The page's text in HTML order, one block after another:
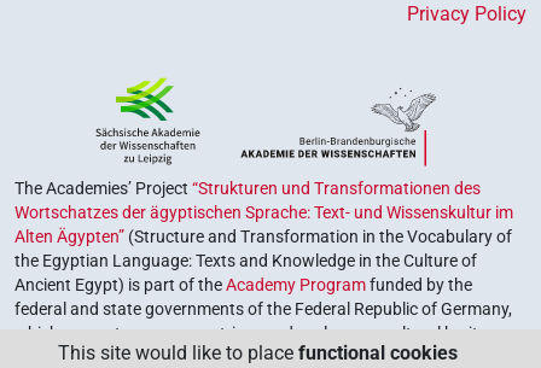
Privacy Policy
The Academies’ Project “Strukturen und Transformationen des
Wortschatzes der ägyptischen Sprache: Text- und Wissenskultur im
Alten Ägypten” (Structure and Transformation in the Vocabulary of
the Egyptian Language: Texts and Knowledge in the Culture of
Ancient Egypt) is part of theAcademy Programfunded by the
federal and state governments of the Federal Republic of Germany,
which serves to preserve, retrieve and explore our cultural heritage.
The program is coordinated by theUnion of the German Academies
This site would like to place functional cookies